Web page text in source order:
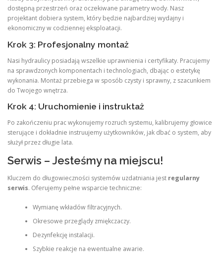
dostępną przestrzeń oraz oczekiwane parametry wody. Nasz
projektant dobiera system, który będzie najbardziej wydajny i
ekonomiczny w codziennej eksploatacji.
Krok 3: Profesjonalny montaż
Nasi hydraulicy posiadają wszelkie uprawnienia i certyfikaty. Pracujemy
na sprawdzonych komponentach i technologiach, dbając o estetykę
wykonania. Montaż przebiega w sposób czysty i sprawny, z szacunkiem
do Twojego wnętrza.
Krok 4: Uruchomienie i instruktaż
Po zakończeniu prac wykonujemy rozruch systemu, kalibrujemy głowice
sterujące i dokładnie instruujemy użytkowników, jak dbać o system, aby
służył przez długie lata.
Serwis – Jesteśmy na miejscu!
Kluczem do długowieczności systemów uzdatniania jest regularny
serwis. Oferujemy pełne wsparcie techniczne:
Wymianę wkładów filtracyjnych.
Okresowe przeglądy zmiękczaczy.
Dezynfekcję instalacji.
Szybkie reakcje na ewentualne awarie.